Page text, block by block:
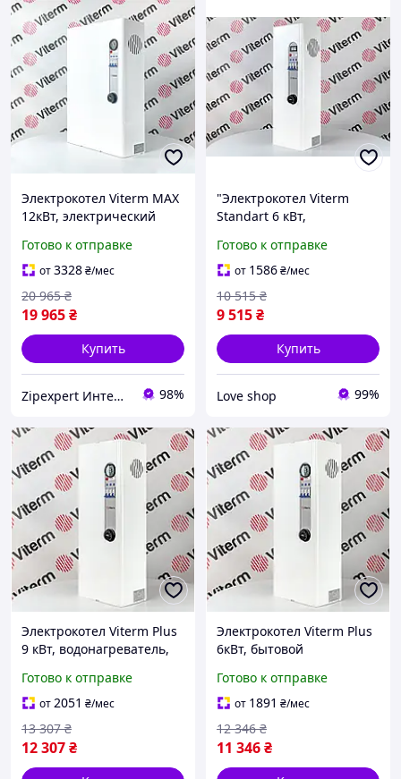
Электрокотел Viterm MAX
12кВт, электрический
отопления дома
Готово к отправке
от3328₴/мес
19 965₴
20 965 ₴
Купить
Zipexpert Интернет-магазин по продаже ювелирных украшений и всего еще 98%
"Электрокотел Viterm
Standart 6 кВт,
водонагреватель, котел
для отопления дома"
Готово к отправке
от 1586₴/мес
9 515₴
10 515 ₴
Купить
Love shop 99%
Электрокотел Viterm Plus
9 кВт, водонагреватель,
отопления дома
Готово к отправке
от2051 ₴/мес
12 307₴
13 307 ₴
Электрокотел Viterm Plus
6кВт, бытовой
обогреватель, котел для
отопления дома
Готово к отправке
от 1891 ₴/мес
11 346₴
12 346 ₴